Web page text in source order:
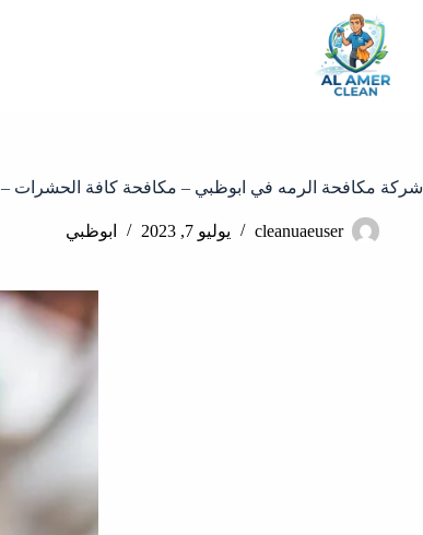
شركة مكافحة الرمه في ابوظبي – مكافحة كافة الحشرات – 0557539080
cleanuaeuser يوليو 7, 2023 ابوظبي